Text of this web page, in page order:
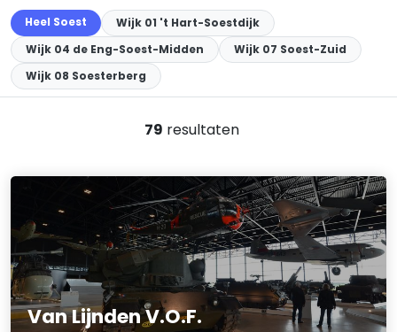
Heel Soest
Wijk 01 't Hart-Soestdijk
Wijk 04 de Eng-Soest-Midden
Wijk 07 Soest-Zuid
Wijk 08 Soesterberg
79 resultaten
Van Lijnden V.O.F.